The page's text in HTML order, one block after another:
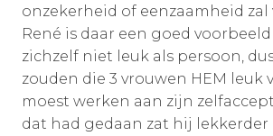
onzekerheid of eenzaamheid zal
René is daar een goed
zichzelf niet leuk als persoon,
zouden die 3 vrouwen HEM leuk
moest werken aan zijn
dat had gedaan zat hij lekkerder